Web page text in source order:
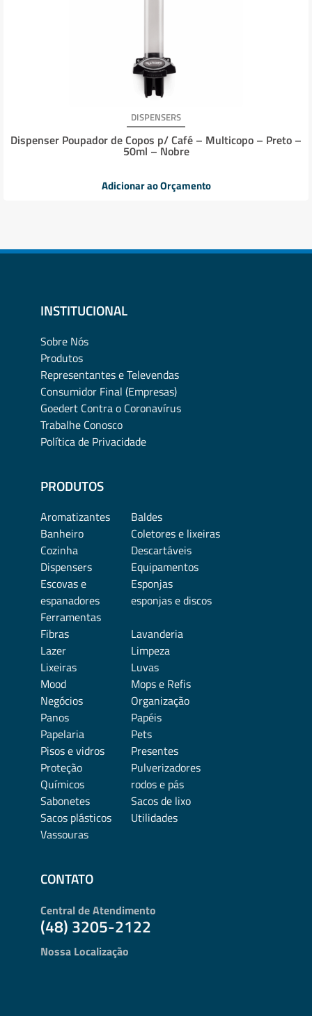
DISPENSERS
Dispenser Poupador de Copos p/ Café – Multicopo – Preto –
50ml – Nobre
Adicionar ao Orçamento
INSTITUCIONAL
Sobre Nós
Produtos
Representantes e Televendas
Consumidor Final (Empresas)
Goedert Contra o Coronavírus
Trabalhe Conosco
Política de Privacidade
PRODUTOS
Aromatizantes
Baldes
Banheiro
Coletores e lixeiras
Cozinha
Descartáveis
Dispensers
Equipamentos
Escovas e
espanadores
Esponjas
esponjas e discos
Ferramentas
Fibras
Lavanderia
Lazer
Limpeza
Lixeiras
Luvas
Mood
Mops e Refis
Negócios
Organização
Panos
Papéis
Papelaria
Pets
Pisos e vidros
Presentes
Proteção
Pulverizadores
Químicos
rodos e pás
Sabonetes
Sacos de lixo
Sacos plásticos
Utilidades
Vassouras
CONTATO
Central de Atendimento
(48) 3205-2122
Nossa Localização